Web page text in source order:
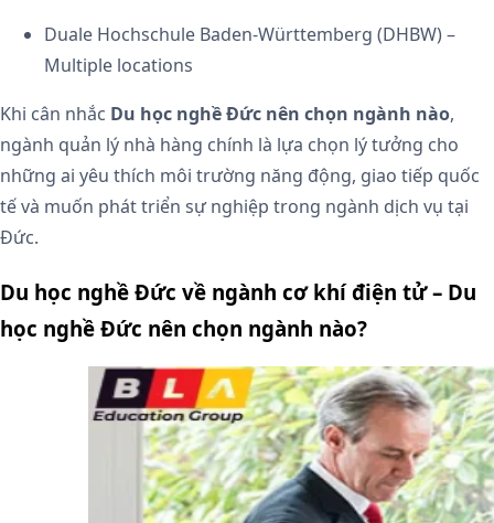
Duale Hochschule Baden-Württemberg (DHBW) –
Multiple locations
Khi cân nhắc Du học nghề Đức nên chọn ngành nào,
ngành quản lý nhà hàng chính là lựa chọn lý tưởng cho
những ai yêu thích môi trường năng động, giao tiếp quốc
tế và muốn phát triển sự nghiệp trong ngành dịch vụ tại
Đức.
Du học nghề Đức về ngành cơ khí điện tử – Du
học nghề Đức nên chọn ngành nào?